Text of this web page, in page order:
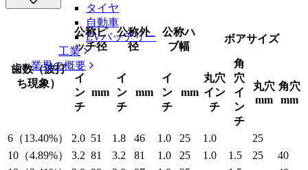
タイヤ
自動車
EVバッテリー
工業
業界の概要
歯数（波打
ち現象）
公称ピ
ッチ径
公称外
径
公称ハ
ブ幅
ボアサイズ
イ
ン
チ
mm
イ
ン
チ
mm
イ
ン
チ
mm
丸穴
イン
チ
角
穴
イ
ン
チ
丸穴
mm
角穴
mm
6（13.40%） 2.0 51 1.8 46 1.0 25 1.0
25
10（4.89%）
3.2 81 3.2 81 1.0 25 1.0 1.5 25
40